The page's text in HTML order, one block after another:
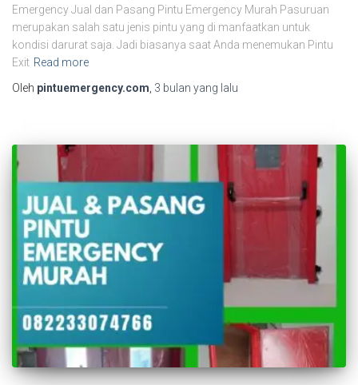
Emergency Jual dan Pasang Pintu Emergency Murah Pasuruan
merupakan salah satu jenis pintu yang di manfaatkan untuk
kondisi darurat saja. Jadi biasanya saat Anda menemukan Pintu
Exit Read more
Oleh pintuemergency.com, 3 bulan yang lalu